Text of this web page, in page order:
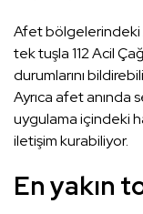
Afet bölgelerindeki
tek tuşla 112 Acil
durumlarını
Ayrıca afet anında
uygulama içindeki
iletişim kurabiliyor.
En yakın